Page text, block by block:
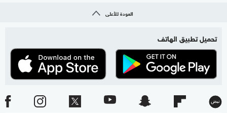
العودة للأعلى
تحميل تطبيق الهاتف